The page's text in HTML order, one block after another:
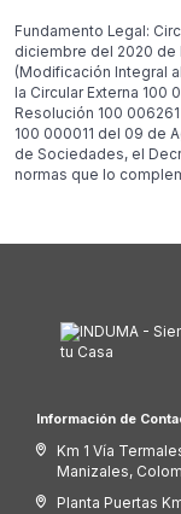
Fundamento Legal:
diciembre del 2020 de
(Modificación Integral
la Circular Externa
Resolución 100
100 000011 del 09 de
de Sociedades, el
normas que lo
Información de
Km 1 Vía
Manizales,
Planta Puertas